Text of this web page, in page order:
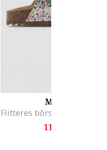
MANGO
Flitteres bőrszandál,
11.995 Ft